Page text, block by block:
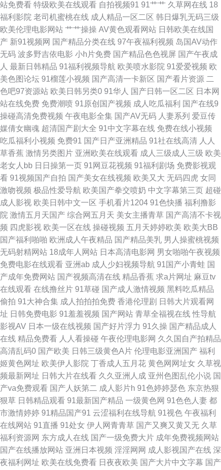
放91 91在线欧 最新超碰97 亚洲海角天堂 日韩第一精品 久久伊人一区 豆花
成人在线网址 jk白丝被射 91n在线观看 韩国无码成人 91超碰综合 91黑丝精
品美女 亚洲成人自拍网 三级片在线导航 欧美性爱一级久久 老司机福利导航
网 久久草资源网 海角综合福利导航 东京热加勒麻豆 wwwcn激情 97成人剧
场 91黑丝视频 午夜性爱av 四虎午夜剧场 操碰自拍 国产1区2视频 超碰在线
国产 成人操碰视频 俺去啦影音先锋 91污秽网站 在线中文字十页 午夜天堂福
利 日韩午夜福利 人人摸人人干 人妖A片区 蜜臀91 蜜桃精品一区二区 欧美
aaa视频 另类av网站 久草网站在线 黑丝巨乳极品 国产白丝三区 超碰97自拍
AV午夜网 91色视 91爱搞屄 亚洲偷牌自拍 九九这里只有精品 欧美韩日性爱
炮图 欧美激情亚洲 久久国产三级久久 激情肏屄网 韩国av在线网址 国产成人
综合久久 成人网站视频 九九久久99 久热中文字幕 激情导航 国产精品怕怕视
频 大香蕉伊人97 超碰在91 AV性爱在线 97妻人人操 91怕怕 51草草 伊人精
品视频 韩国性爱大片 久草国产在线观看 黄色片中国 国产重口ts在线 国产黄
自拍2 韩国三级亚洲综合 国产嫩草影院久久 国产操逼视频在线 日韩精品一级
二级 熟女磁力链接 日日夜夜看毛片 玖玖热玖玖玖 91熊猫视频 www日韩精
品 成人Av色情 成人探花av 超碰91大片 欧美黄色com 日本高清网 日本Aⅴ网
站 人人骑人人妻 欧洲成人性爱AV 欧美色五区 欧美性爱激情网 欧美福利性交
a 欧美sss 欧美日韩AR 久久亚洲天堂 人人干97 人人操人人 欧洲久久网 欧美
成人官网 欧美不卡交配视频 免费日韩一级 老司机福利院 狼友免费 狼友AV基
站免费看 特级欧美在线观看 自拍视频91 91艹艹 久草网在线 18
福利影院 老司机蜜桃在线 成人精品一区二区 韩日爆乳无码三级
欧美伦理电影网站 艹艹操操 AV黄色观看网站 日韩欧美在线国
产 新91视频网 国产精品分类在线 97午夜福利视频 岛国AV动作
无码 波多野吉依电影 小h片免费 国产精品色色视屏 国产午夜成
人 最新日韩精品 91福利视频导航 欧美喷水影院 91爱爱视频 欧
美色图论坛 91榴莲小视频 国产高清一卡新区 国产看片资源 二
色吧97资源站 欧美日韩另类0 91华人 国产日韩一区二区 日本网
站在线免费 免费潮喷 91原创国产视频 成人吃瓜福利 国产在线9
操碰高清免费视频 午夜电影全集 国产AV无码 人妻系列 爱豆传
媒倩女幽魂 超清国产剧大全 91中文字幕在线 免费在线小视频
吃瓜福利小视频 免费91 国产日产亚洲精品 91社在线高清 人人
草香蕉 激情另类图片 亚洲欧美在线观看 成人三级成人三级 欧美
老女人bb 日日操第一页 91网豆花视频 91福利剧场 免费影视观
看 91视频国产自拍 国产美女在线视频 欧美又大 无码四虎 女同
激吻视频 极品性爱导航 欧美国产拳交喷奶 中文字幕第三页 超碰
成人影视 欧美日韩中文一区 手机看片1204 91色快播 福利撸影
院 激情五月天国产 综合网五月天 美女主播青草 国产高清不卡视
频 四虎影视 欧美一区在线 操碰视频 五月天婷婷欧美 欧美大BB
国产福利啪啪 欧洲成人午夜精品 国产精品美乳 男人操蜜桃视频
无码射精网站 18成年人网站 日本高清电影网 男女啪啪午夜视频
免费电影在线观看 亚洲ab 成人少妇视频导航 91国产小青蛙 国
产成年免费网站 国产视频高清在线 精品香蕉 求a片网址 麻豆tv
在线观看 在线撸丝片 91草碰 国产成人激情视频 黑料吃瓜精品
偷拍 91大神合集 成人拍拍拍免费 香港伦理剧 日韩大片观看网
址 日韩免费电影 91羞羞视频 国产网站 青草全福视在线 性导航
影视AV 日本一级在线视频 国产好片浮力 91久操 国产精品成人
在线 精品免费看 人人看操碰 午夜伦理电影网 久久国自产拍精品
高清乱码0 国产欧美 日韩三级黄色A片 伦理电影亚洲国产 福利
姬黄色网址 欧美伊人影院 丁香成人五月花 黄色网网址女 久草视
频最新网址 日韩大片在线看 久久亚洲人成 亚州色图乱伦小说 国
产va免费观看 国产人妖第二 成人影片h 91色婷婷瑟色 东京热狠
狠草 日韩精品观看 91最新国产精品 一级黄色网 91色色人妻 都
市激情婷婷 91精品国产91 云涩福利在线导航 91视色 午夜福利
在线网站 91直播 91处女 伊人网青青草 国产又爽又黄又无 久草
福利资源网 东方成人在线 国产一级免费大片 成年免费视频网站
国产在线播放网站 亚洲日本视频 淫淫网网 成人影视国产在线 深
夜福利网址 欧美在线免费看 日夜夜欧美 国产大片中文字幕 国产